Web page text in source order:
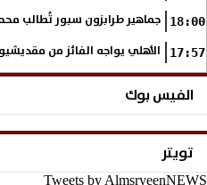
18:00 جماهير طرابزون سبور تُطالب
17:57 الأهلي يواجه الفائز من
الفيس بوك
تويتر
Tweets by AlmsryeenNEWS